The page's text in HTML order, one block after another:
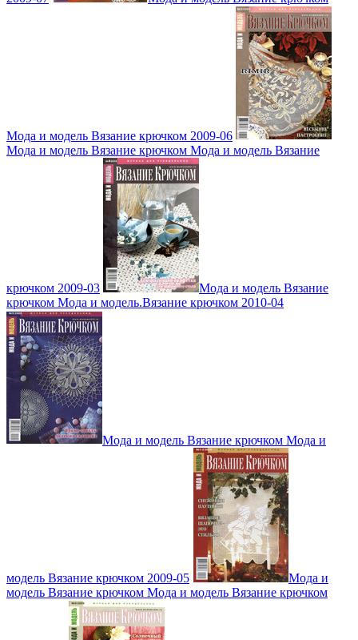
Мода и модель Вязание крючком 2009-06
Мода и модель Вязание крючком Мода и модель Вязание
крючком 2009-03
Мода и модель Вязание
крючком Мода и модель.Вязание крючком 2010-04
Мода и модель Вязание крючком Мода и
модель Вязание крючком 2009-05
Мода и
модель Вязание крючком Мода и модель Вязание крючком